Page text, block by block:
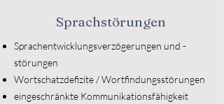
Sprachstörungen
Sprachentwicklungsverzögerungen und -
störungen
Wortschatzdefizite / Wortfindungsstörungen
eingeschränkte Kommunikationsfähigkeit